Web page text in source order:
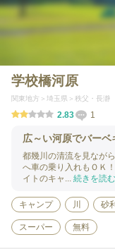
学校橋河原
関東地方 埼玉県 秩父・長瀞
2.83 1
広～い河原でバーベ
都幾川の清流を見なが
へ車の乗り入れもＯＫ
イトのキャ... 続きを読
キャンプ 川 砂利
スーパー 無料